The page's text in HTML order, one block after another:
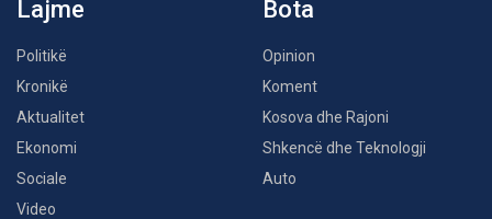
Lajme
Politikë
Kronikë
Aktualitet
Ekonomi
Sociale
Video
Bota
Opinion
Koment
Kosova dhe Rajoni
Shkencë dhe Teknologji
Auto